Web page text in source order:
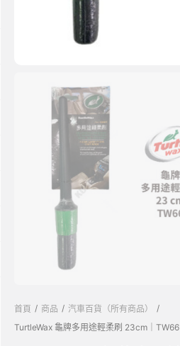
首頁 / 商品 / 汽車百貨（所有商品）
/
TurtleWax 龜牌多用途輕柔刷 23cm｜TW66